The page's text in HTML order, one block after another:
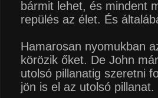
bármit lehet, és mindent
repülés az élet. És
Hamarosan nyomukban
körözik őket. De John
utolsó pillanatig szeretni
jön is el az utolsó pillanat.